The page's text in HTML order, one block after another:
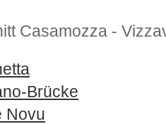
Casamozza -
Brücke​
Novu